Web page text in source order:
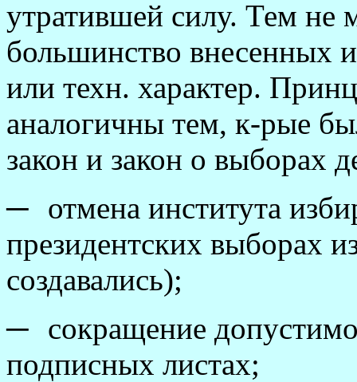
утратившей силу. Тем не
большинство внесенных
или техн. характер.
аналогичны тем, к-рые
закон и закон о выборах
─ отмена института
президентских выборах
создавались);
─ сокращение
подписных листах;